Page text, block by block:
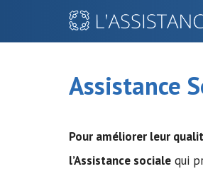
Assistance
Pour améliorer leur
l’Assistance sociale qui